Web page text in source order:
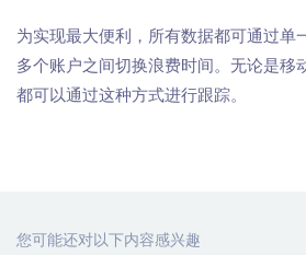
为实现最大便利，所有数据都可通过单
多个账户之间切换浪费时间。无论是移
都可以通过这种方式进行跟踪。
您可能还对以下内容感兴趣